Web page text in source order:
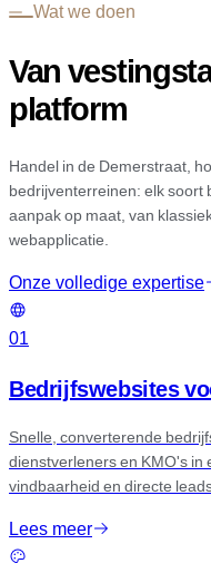
Wat we doen
Van
platform
Handel in de Demerstraat,
bedrijventerreinen: elk soort
aanpak op maat, van
webapplicatie.
Onze volledige expertise
01
Bedrijfswebsites
Snelle, converterende
dienstverleners en KMO's in
vindbaarheid en directe
Lees meer